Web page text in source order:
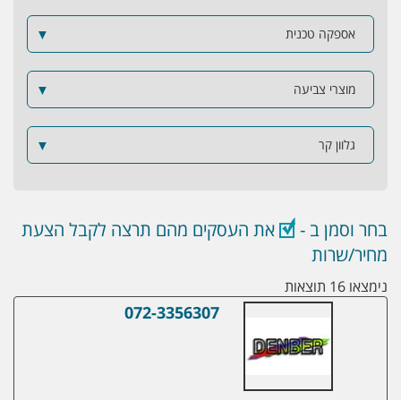
אספקה טכנית ▼
מוצרי צביעה ▼
גלוון קר ▼
בחר וסמן ב -
את העסקים מהם תרצה לקבל הצעת
מחיר/שרות
נימצאו 16 תוצאות
דנבר צבעים וציפויים ישראל בע"מ
072-3356307